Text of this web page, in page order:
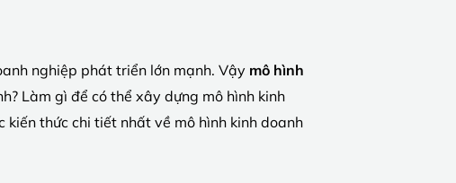
nghiệp phát triển lớn mạnh. Vậy mô hình
Làm gì để có thể xây dựng mô hình kinh
thức chi tiết nhất về mô hình kinh doanh